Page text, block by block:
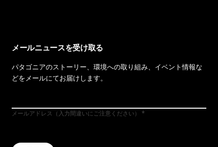
メールニュースを受け取る
パタゴニアのストーリー、環境への取り組み、イベント情報な
どをメールにてお届けします。
メールアドレス（入力間違いにご注意ください）